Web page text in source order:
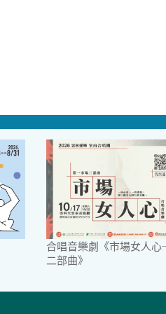
合唱音樂劇《市場女人
二部曲》